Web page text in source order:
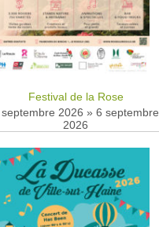
Festival de la Rose
2026 » 6 septembre
2026